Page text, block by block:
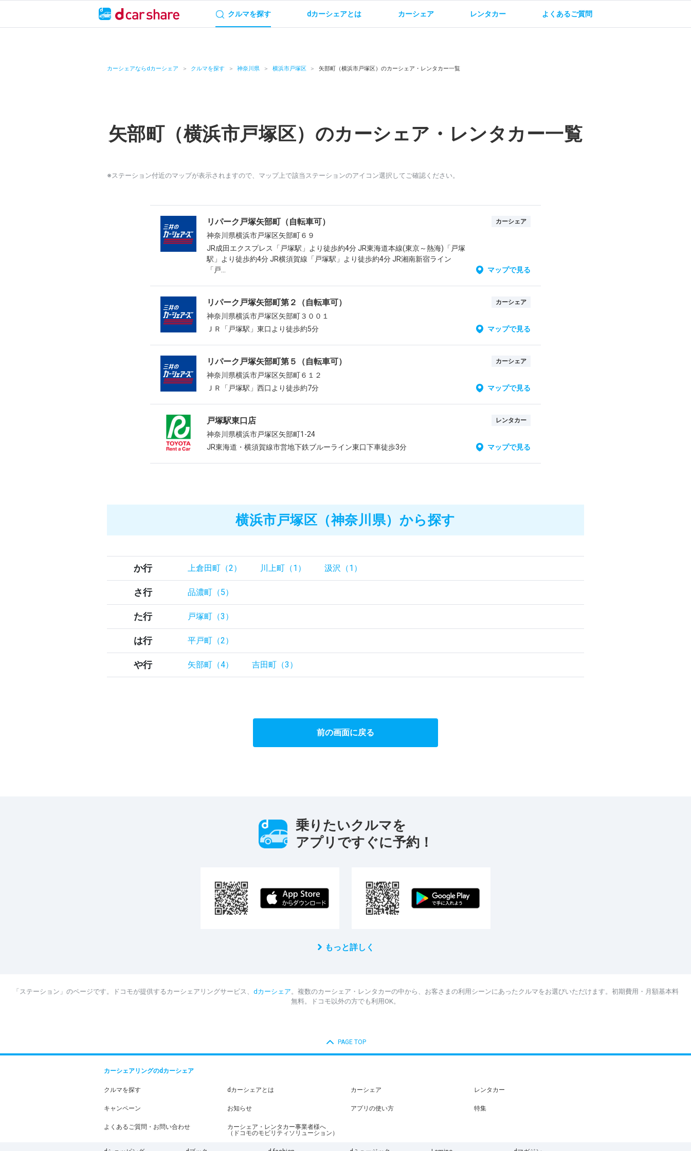
クルマを探す dカーシェアとは カーシェア レンタカー よくあるご質問
カーシェアならdカーシェア クルマを探す 神奈川県 横浜市戸塚区 矢部町（横浜市戸塚区）のカーシェア・レンタカー一覧
矢部町（横浜市戸塚区）のカーシェア・レンタカー一覧
※ステーション付近のマップが表示されますので、マップ上で該当ステーションのアイコン選択してご確認ください。
リパーク戸塚矢部町（自転車可） カーシェア
神奈川県横浜市戸塚区矢部町６９
JR成田エクスプレス「戸塚駅」より徒歩約4分 JR東海道本線(東京～熱海)「戸塚
駅」より徒歩約4分 JR横須賀線「戸塚駅」より徒歩約4分 JR湘南新宿ライン
「戸...
マップで見る
リパーク戸塚矢部町第２（自転車可） カーシェア
神奈川県横浜市戸塚区矢部町３００１
ＪＲ「戸塚駅」東口より徒歩約5分
マップで見る
リパーク戸塚矢部町第５（自転車可） カーシェア
神奈川県横浜市戸塚区矢部町６１２
ＪＲ「戸塚駅」西口より徒歩約7分
マップで見る
戸塚駅東口店 レンタカー
神奈川県横浜市戸塚区矢部町1-24
JR東海道・横須賀線市営地下鉄ブルーライン東口下車徒歩3分
マップで見る
横浜市戸塚区（神奈川県）から探す
か行 上倉田町（2） 川上町（1） 汲沢（1）
さ行 品濃町（5）
た行 戸塚町（3）
は行 平戸町（2）
や行 矢部町（4） 吉田町（3）
前の画面に戻る
乗りたいクルマを
アプリですぐに予約！
もっと詳しく
「ステーション」のページです。ドコモが提供するカーシェアリングサービス、 dカーシェア。複数のカーシェア・レンタカーの中から、お客さまの利用シーンにあったクルマをお選びいただけます。初期費用・月額基本料
無料。ドコモ以外の方でも利用OK。
PAGE TOP
カーシェアリングのdカーシェア
クルマを探す dカーシェアとは カーシェア レンタカー
キャンペーン お知らせ アプリの使い方 特集
よくあるご質問・お問い合わせ
カーシェア・レンタカー事業者様へ
（ドコモのモビリティソリューション）
よくあるご質問・お問い合わせ